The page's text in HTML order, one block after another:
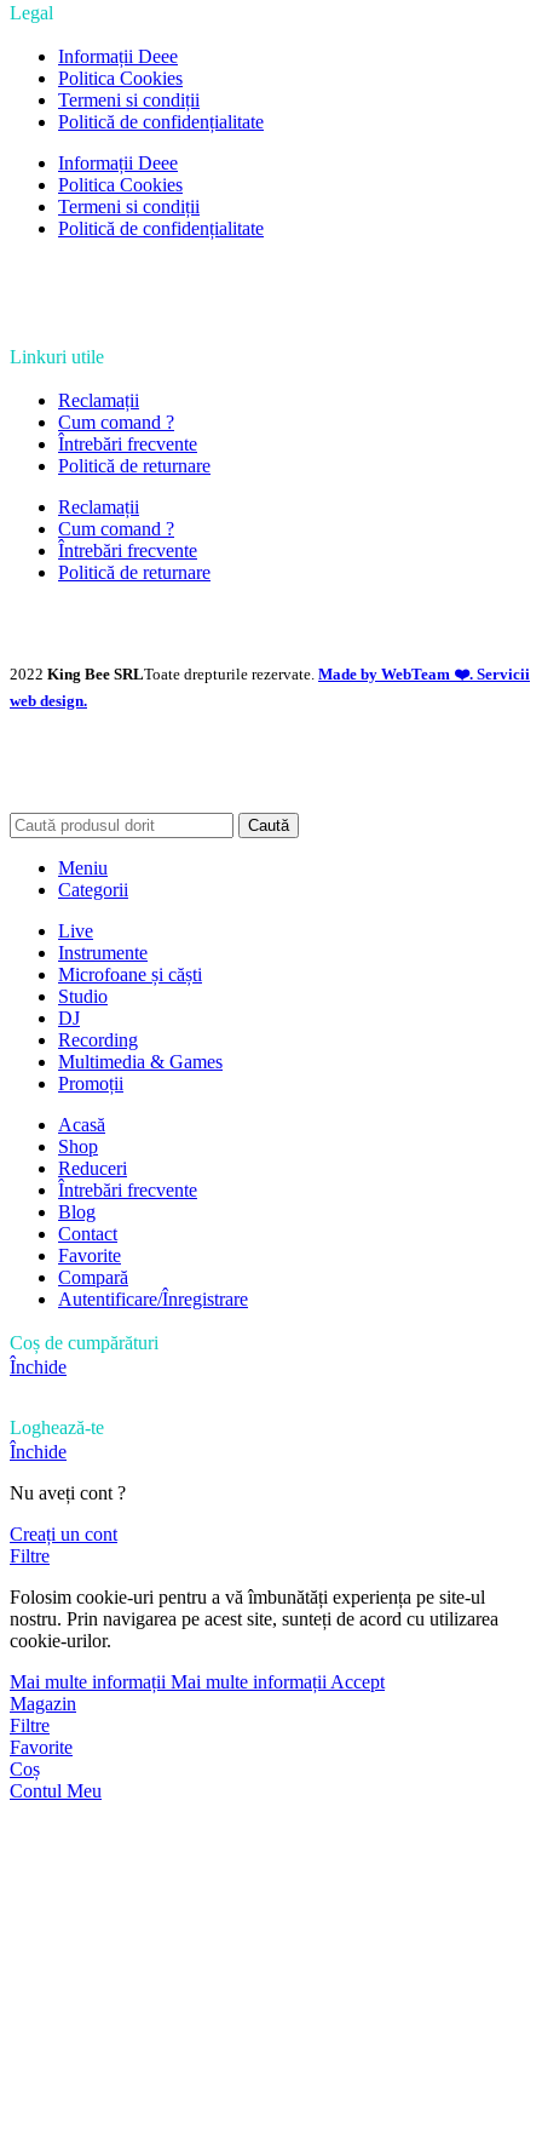
Legal
Informații Deee
Politica Cookies
Termeni si condiții
Politică de confidențialitate
Informații Deee
Politica Cookies
Termeni si condiții
Politică de confidențialitate
Linkuri utile
Reclamații
Cum comand ?
Întrebări frecvente
Politică de returnare
Reclamații
Cum comand ?
Întrebări frecvente
Politică de returnare
2022 King Bee SRLToate drepturile rezervate. Made by WebTeam ❤️. Servicii
web design.
Caută
Meniu
Categorii
Live
Instrumente
Microfoane și căști
Studio
DJ
Recording
Multimedia & Games
Promoții
Acasă
Shop
Reduceri
Întrebări frecvente
Blog
Contact
Favorite
Compară
Autentificare/Înregistrare
Coș de cumpărături
Închide
Loghează-te
Închide
Nu aveți cont ?
Creați un cont
Filtre
Folosim cookie-uri pentru a vă îmbunătăți experiența pe site-ul
nostru. Prin navigarea pe acest site, sunteți de acord cu utilizarea
cookie-urilor.
Mai multe informații Mai multe informații Accept
Magazin
Filtre
Favorite
Coș
Contul Meu